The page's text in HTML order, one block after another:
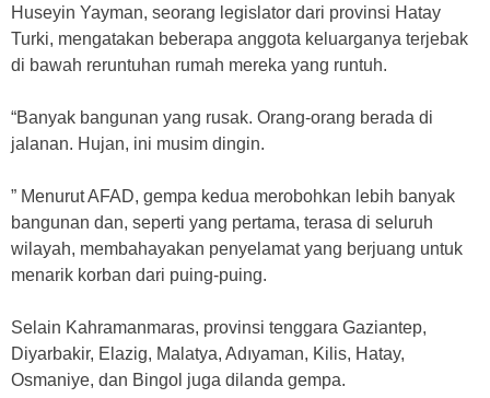
Huseyin Yayman, seorang legislator dari provinsi Hatay
Turki, mengatakan beberapa anggota keluarganya terjebak
di bawah reruntuhan rumah mereka yang runtuh.
“Banyak bangunan yang rusak. Orang-orang berada di
jalanan. Hujan, ini musim dingin.
” Menurut AFAD, gempa kedua merobohkan lebih banyak
bangunan dan, seperti yang pertama, terasa di seluruh
wilayah, membahayakan penyelamat yang berjuang untuk
menarik korban dari puing-puing.
Selain Kahramanmaras, provinsi tenggara Gaziantep,
Diyarbakir, Elazig, Malatya, Adıyaman, Kilis, Hatay,
Osmaniye, dan Bingol juga dilanda gempa.